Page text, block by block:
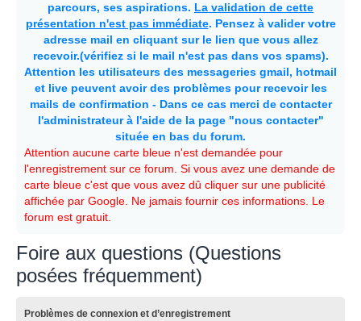
parcours, ses aspirations. La validation de cette
présentation n'est pas immédiate. Pensez à valider votre
adresse mail en cliquant sur le lien que vous allez
recevoir.(vérifiez si le mail n'est pas dans vos spams).
Attention les utilisateurs des messageries gmail, hotmail
et live peuvent avoir des problèmes pour recevoir les
mails de confirmation - Dans ce cas merci de contacter
l'administrateur à l'aide de la page "nous contacter"
située en bas du forum.
Attention aucune carte bleue n'est demandée pour
l'enregistrement sur ce forum. Si vous avez une demande de
carte bleue c'est que vous avez dû cliquer sur une publicité
affichée par Google. Ne jamais fournir ces informations. Le
forum est gratuit.
Foire aux questions (Questions
posées fréquemment)
Problèmes de connexion et d’enregistrement